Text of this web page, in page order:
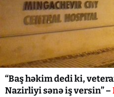
“Baş həkim dedi ki,
Nazirliyi sənə iş versin” –